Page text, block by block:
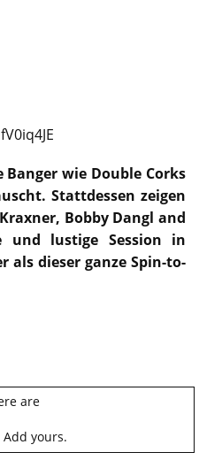
wie Double Corks
Stattdessen zeigen
Bobby Dangl and
und lustige Session in
als dieser ganze Spin-to-
There are
Add yours.